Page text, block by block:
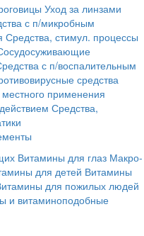
Уход за линзами
с п/микробным
Средства, стимул. процессы
с п/воспалительным
средства
применения
Средства,
Витамины для глаз Макро-
для детей Витамины
для пожилых людей
и витаминоподобные